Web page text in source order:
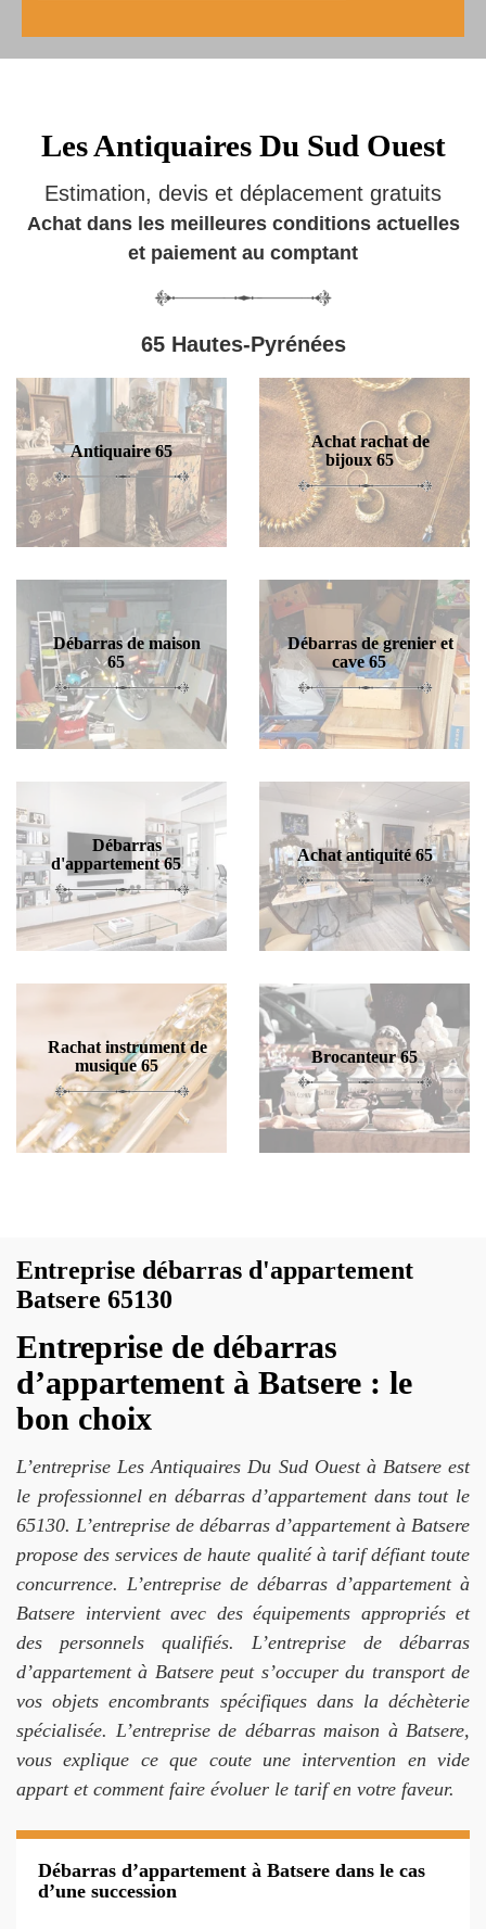
Les Antiquaires Du Sud Ouest
Estimation, devis et déplacement gratuits
Achat dans les meilleures conditions actuelles
et paiement au comptant
65 Hautes-Pyrénées
Antiquaire 65
Achat rachat de
bijoux 65
Débarras de maison
65
Débarras de grenier et
cave 65
Débarras
d'appartement 65
Achat antiquité 65
Rachat instrument de
musique 65
Brocanteur 65
Entreprise débarras d'appartement
Batsere 65130
Entreprise de débarras
d’appartement à Batsere : le
bon choix
L’entreprise Les Antiquaires Du Sud Ouest à Batsere est
le professionnel en débarras d’appartement dans tout le
65130. L’entreprise de débarras d’appartement à Batsere
propose des services de haute qualité à tarif défiant toute
concurrence. L’entreprise de débarras d’appartement à
Batsere intervient avec des équipements appropriés et
des personnels qualifiés. L’entreprise de débarras
d’appartement à Batsere peut s’occuper du transport de
vos objets encombrants spécifiques dans la déchèterie
spécialisée. L’entreprise de débarras maison à Batsere,
vous explique ce que coute une intervention en vide
appart et comment faire évoluer le tarif en votre faveur.
Débarras d’appartement à Batsere dans le cas
d’une succession